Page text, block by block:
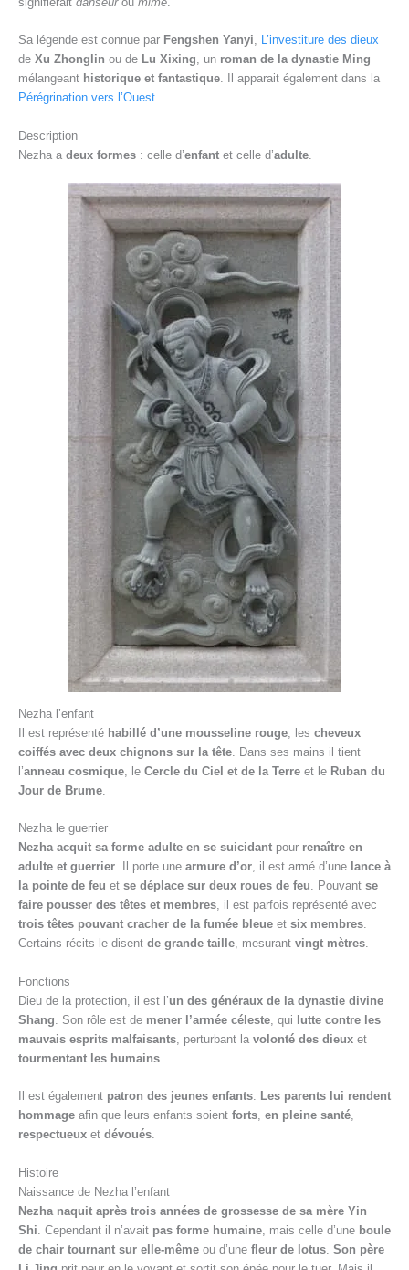
Sa légende est connue par Fengshen Yanyi, L’investiture des dieux
de Xu Zhonglin ou de Lu Xixing, un roman de la dynastie Ming
mélangeant historique et fantastique. Il apparait également dans la
Pérégrination vers l’Ouest.
Description
Nezha a deux formes : celle d’enfant et celle d’adulte
Nezha l’enfant
Il est représenté habillé d’une mousseline rouge , les cheveux
coiffés avec deux chignons sur la tête . Dans ses mains il tient
l’anneau cosmique , le Cercle du Ciel et de la Terre et le Ruban du
Jour de Brume
Nezha le guerrier
Nezha acquit sa forme adulte en se suicidant pour renaître en
adulte et guerrier. Il porte une armure d’or, il est armé d’une lance à
la pointe de feu et se déplace sur deux roues de feu. Pouvant se
faire pousser des têtes et membres, il est parfois représenté avec
trois têtes pouvant cracher de la fumée bleue et six membres.
Certains récits le disent de grande taille, mesurant vingt mètres.
Fonctions
Dieu de la protection, il est l’un des généraux de la dynastie divine
Shang . Son rôle est de mener l’armée céleste , qui lutte contre les
mauvais esprits malfaisants , perturbant la volonté des dieux et
tourmentant les humains
Il est également patron des jeunes enfants. Les parents lui rendent
hommage afin que leurs enfants soient forts, en pleine santé,
respectueux et dévoués.
Histoire
Naissance de Nezha l’enfant
Nezha naquit après trois années de grossesse de sa mère Yin
Shi . Cependant il n’avait pas forme humaine , mais celle d’une boule
de chair tournant sur elle-même ou d’une fleur de lotus Son père